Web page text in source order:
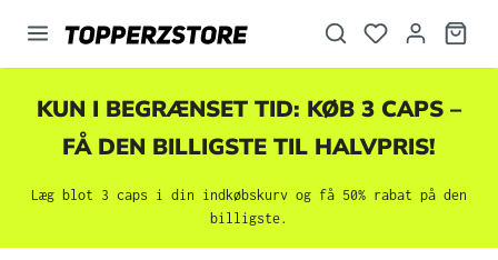
KUN I BEGRÆNSET TID: KØB 3 CAPS –
FÅ DEN BILLIGSTE TIL HALVPRIS!
Læg blot 3 caps i din indkøbskurv og få 50% rabat på den
billigste.